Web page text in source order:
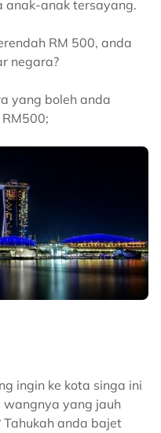
anak-anak tersayang.
RM 500, anda
negara?
yang boleh anda
ingin ke kota singa ini
yang jauh
anda bajet